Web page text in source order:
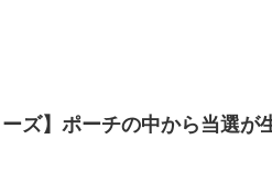
ズ】ポーチの中から当選が